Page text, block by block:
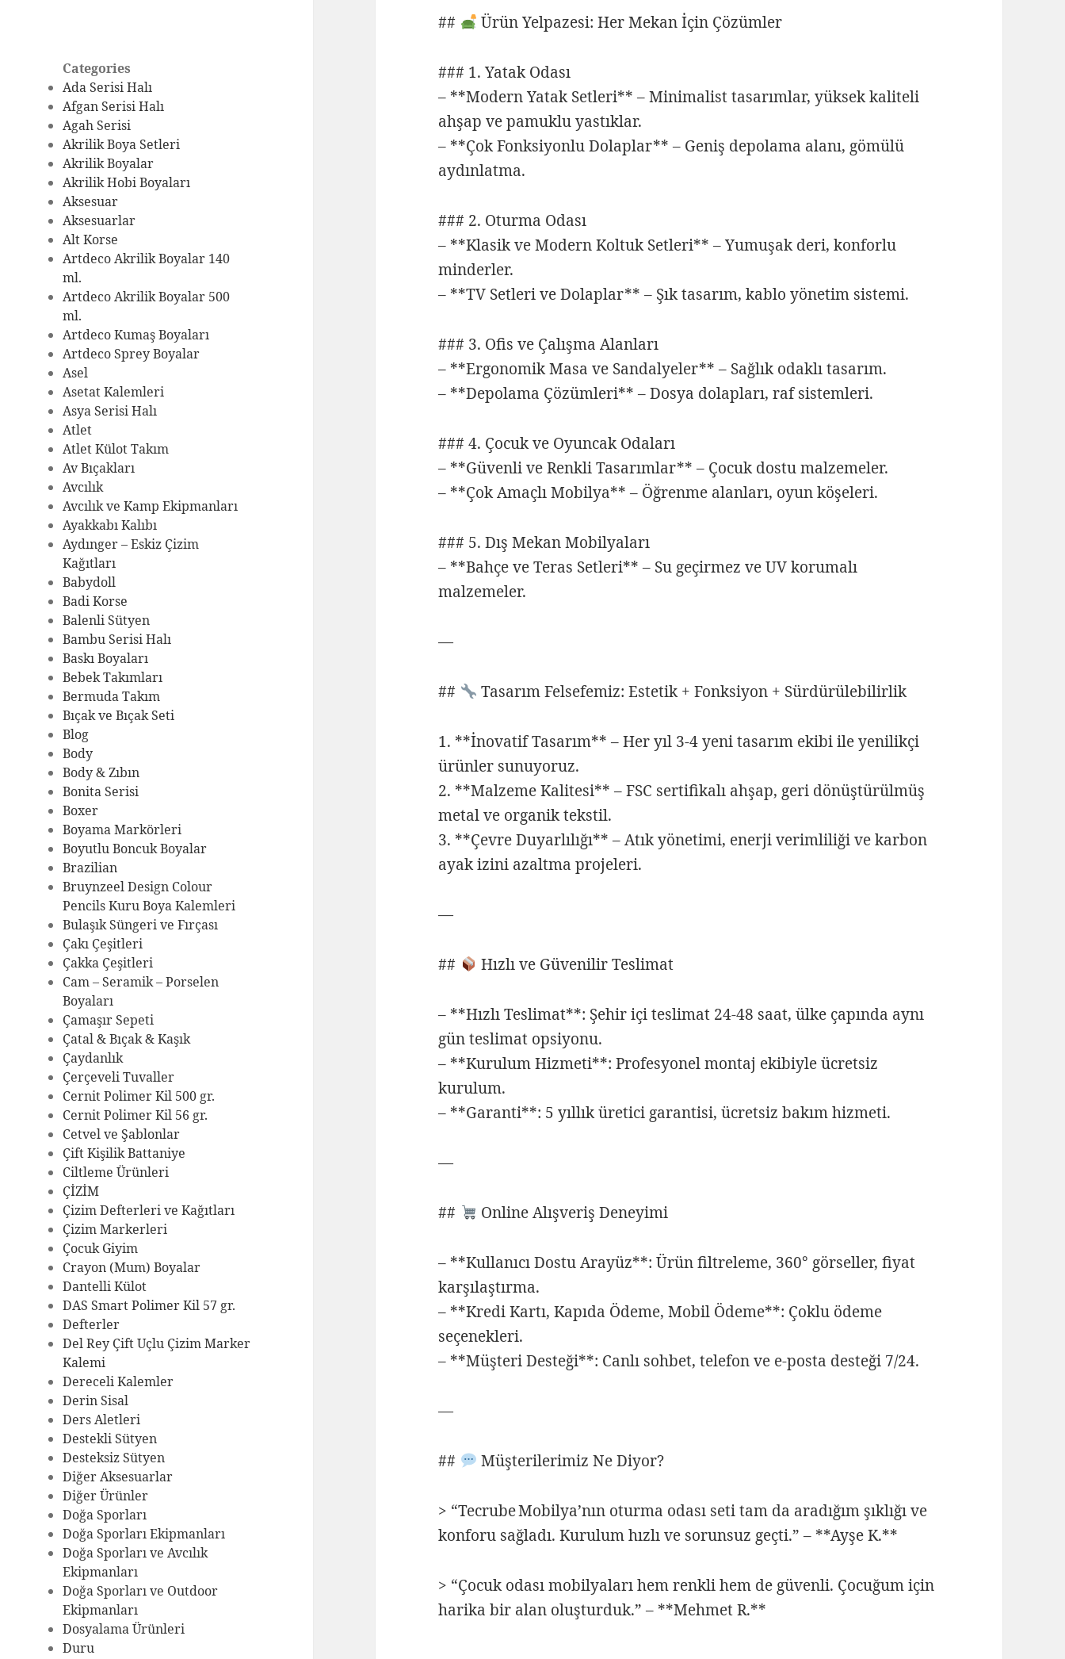
Categories
Ada Serisi Halı
Afgan Serisi Halı
Agah Serisi
Akrilik Boya Setleri
Akrilik Boyalar
Akrilik Hobi Boyaları
Aksesuar
Aksesuarlar
Alt Korse
Artdeco Akrilik Boyalar 140
ml.
Artdeco Akrilik Boyalar 500
ml.
Artdeco Kumaş Boyaları
Artdeco Sprey Boyalar
Asel
Asetat Kalemleri
Asya Serisi Halı
Atlet
Atlet Külot Takım
Av Bıçakları
Avcılık
Avcılık ve Kamp Ekipmanları
Ayakkabı Kalıbı
Aydınger – Eskiz Çizim
Kağıtları
Babydoll
Badi Korse
Balenli Sütyen
Bambu Serisi Halı
Baskı Boyaları
Bebek Takımları
Bermuda Takım
Bıçak ve Bıçak Seti
Blog
Body
Body & Zıbın
Bonita Serisi
Boxer
Boyama Markörleri
Boyutlu Boncuk Boyalar
Brazilian
Bruynzeel Design Colour
Pencils Kuru Boya Kalemleri
Bulaşık Süngeri ve Fırçası
Çakı Çeşitleri
Çakka Çeşitleri
Cam – Seramik – Porselen
Boyaları
Çamaşır Sepeti
Çatal & Bıçak & Kaşık
Çaydanlık
Çerçeveli Tuvaller
Cernit Polimer Kil 500 gr.
Cernit Polimer Kil 56 gr.
Cetvel ve Şablonlar
Çift Kişilik Battaniye
Ciltleme Ürünleri
ÇİZİM
Çizim Defterleri ve Kağıtları
Çizim Markerleri
Çocuk Giyim
Crayon (Mum) Boyalar
Dantelli Külot
DAS Smart Polimer Kil 57 gr.
Defterler
Del Rey Çift Uçlu Çizim Marker
Kalemi
Dereceli Kalemler
Derin Sisal
Ders Aletleri
Destekli Sütyen
Desteksiz Sütyen
Diğer Aksesuarlar
Diğer Ürünler
Doğa Sporları
Doğa Sporları Ekipmanları
Doğa Sporları ve Avcılık
Ekipmanları
Doğa Sporları ve Outdoor
Ekipmanları
Dosyalama Ürünleri
Duru
## Ürün Yelpazesi: Her Mekan İçin Çözümler
### 1. Yatak Odası
– **Modern Yatak Setleri** – Minimalist tasarımlar, yüksek kaliteli
ahşap ve pamuklu yastıklar.
– **Çok Fonksiyonlu Dolaplar** – Geniş depolama alanı, gömülü
aydınlatma.
### 2. Oturma Odası
– **Klasik ve Modern Koltuk Setleri** – Yumuşak deri, konforlu
minderler.
– **TV Setleri ve Dolaplar** – Şık tasarım, kablo yönetim sistemi.
### 3. Ofis ve Çalışma Alanları
– **Ergonomik Masa ve Sandalyeler** – Sağlık odaklı tasarım.
– **Depolama Çözümleri** – Dosya dolapları, raf sistemleri.
### 4. Çocuk ve Oyuncak Odaları
– **Güvenli ve Renkli Tasarımlar** – Çocuk dostu malzemeler.
– **Çok Amaçlı Mobilya** – Öğrenme alanları, oyun köşeleri.
### 5. Dış Mekan Mobilyaları
– **Bahçe ve Teras Setleri** – Su geçirmez ve UV korumalı
malzemeler.
—
## Tasarım Felsefemiz: Estetik + Fonksiyon + Sürdürülebilirlik
1. **İnovatif Tasarım** – Her yıl 3-4 yeni tasarım ekibi ile yenilikçi
ürünler sunuyoruz.
2. **Malzeme Kalitesi** – FSC sertifikalı ahşap, geri dönüştürülmüş
metal ve organik tekstil.
3. **Çevre Duyarlılığı** – Atık yönetimi, enerji verimliliği ve karbon
ayak izini azaltma projeleri.
—
## Hızlı ve Güvenilir Teslimat
– **Hızlı Teslimat**: Şehir içi teslimat 24-48 saat, ülke çapında aynı
gün teslimat opsiyonu.
– **Kurulum Hizmeti**: Profesyonel montaj ekibiyle ücretsiz
kurulum.
– **Garanti**: 5 yıllık üretici garantisi, ücretsiz bakım hizmeti.
—
## Online Alışveriş Deneyimi
– **Kullanıcı Dostu Arayüz**: Ürün filtreleme, 360° görseller, fiyat
karşılaştırma.
– **Kredi Kartı, Kapıda Ödeme, Mobil Ödeme**: Çoklu ödeme
seçenekleri.
– **Müşteri Desteği**: Canlı sohbet, telefon ve e‑posta desteği 7/24.
—
## Müşterilerimiz Ne Diyor?
> “Tecrube Mobilya’nın oturma odası seti tam da aradığım şıklığı ve
konforu sağladı. Kurulum hızlı ve sorunsuz geçti.” – **Ayşe K.**
> “Çocuk odası mobilyaları hem renkli hem de güvenli. Çocuğum için
harika bir alan oluşturduk.” – **Mehmet R.**